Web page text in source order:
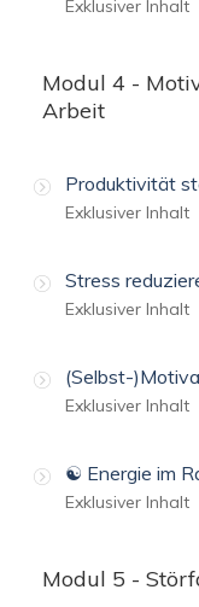
Exklusiver Inhalt
Modul 4 -
Arbeit
Produktivität
Exklusiver Inhalt
Stress
Exklusiver Inhalt
(Selbst-
Exklusiver Inhalt
☯️ Energie im
Exklusiver Inhalt
Modul 5 -